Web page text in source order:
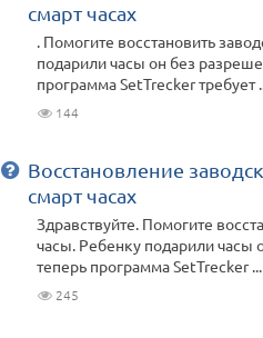
смарт часах
. Помогите восстановить
подарили часы он без
программа SetTrecker требует
144
Восстановление
смарт часах
Здравствуйте. Помогите
часы. Ребенку подарили часы
теперь программа SetTrecker ...
245